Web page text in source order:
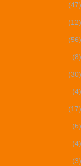
(47)
(12)
(56)
(8)
(30)
(4)
(17)
(6)
(4)
(3)